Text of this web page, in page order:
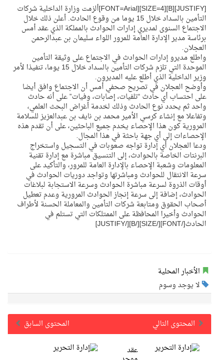
المنتخب السعودي ينافس (64) دولة في أولمبياد الفلك والفيزياء الفلكية الدولي بالهند
[JUSTIFY][B][SIZE=4][FONT=Arial]ألزمت وزارة الداخلية شركات
التأمين بالسداد خلال 15 يوما من وقوع الحادث. أعلن ذلك خلال
الاجتماع السنوى لمديري إدارات الحوادث بالمملكة الذي عقد أمس
برئاسة مدير الإدارة العامة للمرور اللواء سليمان بن عبدالرحمن
العجلان.
واطلع مديرو إدارات الحوادث في الاجتماع على وثيقة التأمين
الموحدة التي تلزم شركات التأمين بالسداد خلال 15 يوما، تنفيذا لأمر
وزير الداخلية الذي أطلع عليه المديرون.
وأوضح العجلان في تصريح صحفي أمس أن الاجتماع وافق أيضا
على احتساب أي حادث “تلفيات، إصابات، وفيات” على أنه حادث
واحد ثم يحدد نوع الحادث وذلك لخدمة أغراض البحث العلمي،
وتفاعلا مع إنشاء كرسي الأمير محمد بن نايف بن عبدالعزيز للسلامة
المرورية كون هذا الإحصاء يخدم جميع الباحثين، على أن تقدم هذه
الإحصاءات إلى أي جهة باحثة في هذا المجال.
ودعا العجلان أي إدارة تواجه صعوبات في التسجيل واستخراج
البرنتات الخاصة بالحوادث، إلى التنسيق مباشرة مع إدارة تقنية
المعلومات وشعبة الإحصاء بالإدارة العامة للمرور، والتأكيد على
سرعة الانتقال للحوادث ومباشرتها وتواجد دوريات الحوادث في
أوقات الذروة لسرعة مباشرة الحوادث وسرعة الاستجابة لبلاغات
الحوادث، إضافة إلى سرعة إنجاز الحوادث المرورية وعدم تعطيل
أصحاب الحقوق ومتابعة شركات التأمين والمعاملة الحسنة لأطراف
الحوادث وأخيرا المحافظة على الممتلكات التي تستلم في
الحادث[/FONT][/SIZE][/B][/JUSTIFY]
الأخبار المحلية
لا يوجد وسوم
المحتوى السابق المحتوى التالي
عقد